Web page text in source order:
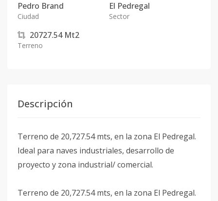
Pedro Brand
Ciudad
El Pedregal
Sector
20727.54 Mt2
Terreno
Descripción
Terreno de 20,727.54 mts, en la zona El Pedregal.
Ideal para naves industriales, desarrollo de
proyecto y zona industrial/ comercial.
Terreno de 20,727.54 mts, en la zona El Pedregal.